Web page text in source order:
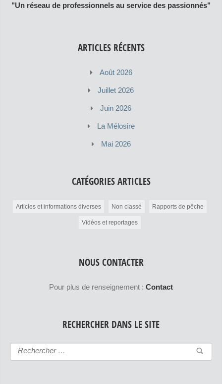
"Un réseau de professionnels au service des passionnés"
ARTICLES RÉCENTS
Août 2026
Juillet 2026
Juin 2026
La Mélosire
Mai 2026
CATÉGORIES ARTICLES
Articles et informations diverses Non classé Rapports de pêche
Vidéos et reportages
NOUS CONTACTER
Pour plus de renseignement : Contact
RECHERCHER DANS LE SITE